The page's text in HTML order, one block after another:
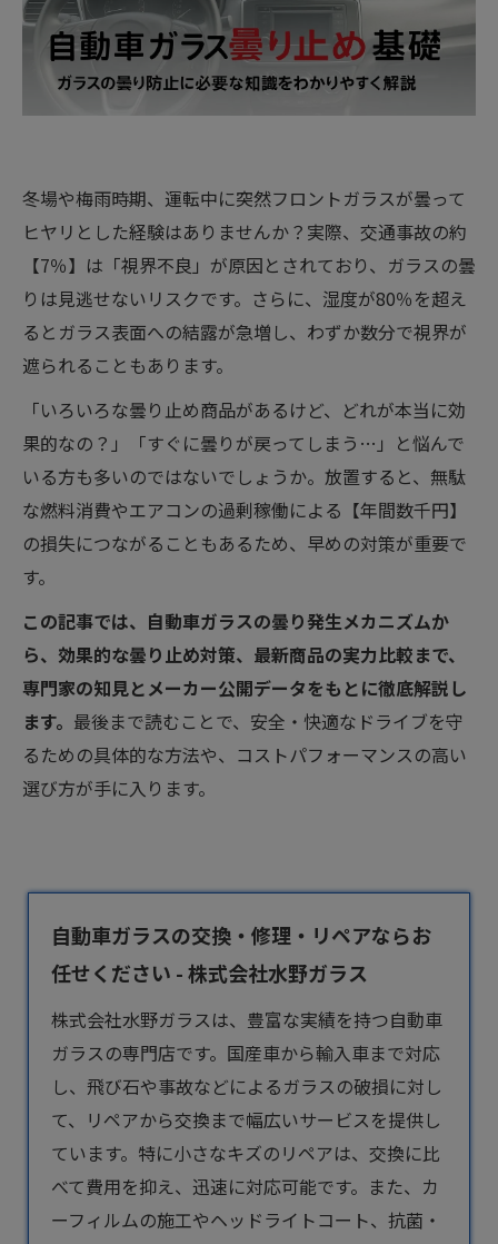
冬場や梅雨時期、運転中に突然フロントガラスが曇って
ヒヤリとした経験はありませんか？実際、交通事故の約
【7％】は「視界不良」が原因とされており、ガラスの曇
りは見逃せないリスクです。さらに、湿度が80％を超え
るとガラス表面への結露が急増し、わずか数分で視界が
遮られることもあります。
「いろいろな曇り止め商品があるけど、どれが本当に効
果的なの？」「すぐに曇りが戻ってしまう…」と悩んで
いる方も多いのではないでしょうか。放置すると、無駄
な燃料消費やエアコンの過剰稼働による【年間数千円】
の損失につながることもあるため、早めの対策が重要で
す。
この記事では、自動車ガラスの曇り発生メカニズムか
ら、効果的な曇り止め対策、最新商品の実力比較まで、
専門家の知見とメーカー公開データをもとに徹底解説し
ます。 最後まで読むことで、安全・快適なドライブを守
るための具体的な方法や、コストパフォーマンスの高い
選び方が手に入ります。
自動車ガラスの交換・修理・リペアならお
任せください - 株式会社水野ガラス
株式会社水野ガラスは、豊富な実績を持つ自動車
ガラスの専門店です。国産車から輸入車まで対応
し、飛び石や事故などによるガラスの破損に対し
て、リペアから交換まで幅広いサービスを提供し
ています。特に小さなキズのリペアは、交換に比
べて費用を抑え、迅速に対応可能です。また、カ
ーフィルムの施工やヘッドライトコート、抗菌・